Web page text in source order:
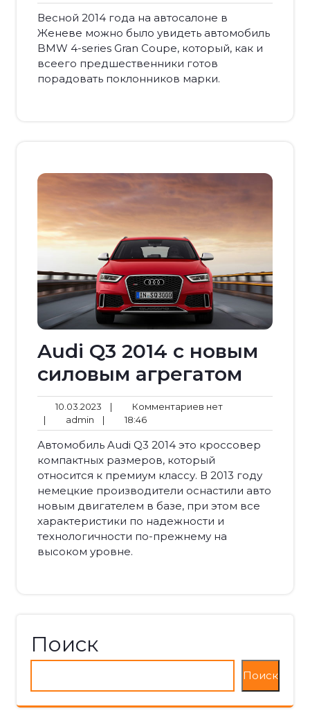
Весной 2014 года на автосалоне в
Женеве можно было увидеть автомобиль
BMW 4-series Gran Coupe, который, как и
всеего предшественники готов
порадовать поклонников марки.
Audi Q3 2014 с новым
силовым агрегатом
10.03.2023 10.03.2023
| Комментариев нетКомментариев
| admin admin
| 18:4618:46
Автомобиль Audi Q3 2014 это кроссовер
компактных размеров, который
относится к премиум классу. В 2013 году
немецкие производители оснастили авто
новым двигателем в базе, при этом все
характеристики по надежности и
технологичности по-прежнему на
высоком уровне.
Поиск
Поиск